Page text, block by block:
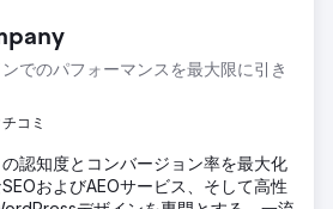
でのパフォーマンスを最大限に引き
コミ
認知度とコンバージョン率を最大化
およびAEOサービス、そして高性